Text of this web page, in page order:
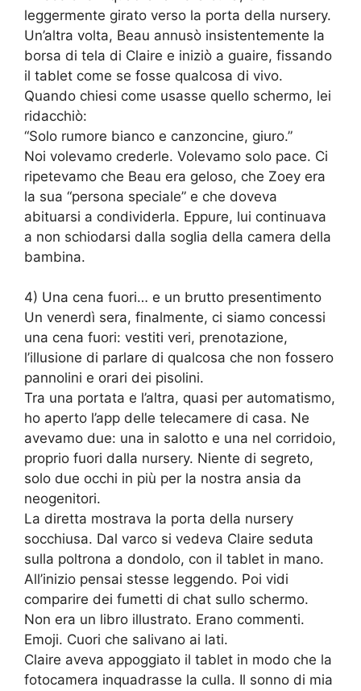
leggermente girato verso la porta della nursery.
Un’altra volta, Beau annusò insistentemente la
borsa di tela di Claire e iniziò a guaire, fissando
il tablet come se fosse qualcosa di vivo.
Quando chiesi come usasse quello schermo, lei
ridacchiò:
“Solo rumore bianco e canzoncine, giuro.”
Noi volevamo crederle. Volevamo solo pace. Ci
ripetevamo che Beau era geloso, che Zoey era
la sua “persona speciale” e che doveva
abituarsi a condividerla. Eppure, lui continuava
a non schiodarsi dalla soglia della camera della
bambina.
4) Una cena fuori… e un brutto presentimento
Un venerdì sera, finalmente, ci siamo concessi
una cena fuori: vestiti veri, prenotazione,
l’illusione di parlare di qualcosa che non fossero
pannolini e orari dei pisolini.
Tra una portata e l’altra, quasi per automatismo,
ho aperto l’app delle telecamere di casa. Ne
avevamo due: una in salotto e una nel corridoio,
proprio fuori dalla nursery. Niente di segreto,
solo due occhi in più per la nostra ansia da
neogenitori.
La diretta mostrava la porta della nursery
socchiusa. Dal varco si vedeva Claire seduta
sulla poltrona a dondolo, con il tablet in mano.
All’inizio pensai stesse leggendo. Poi vidi
comparire dei fumetti di chat sullo schermo.
Non era un libro illustrato. Erano commenti.
Emoji. Cuori che salivano ai lati.
Claire aveva appoggiato il tablet in modo che la
fotocamera inquadrasse la culla. Il sonno di mia